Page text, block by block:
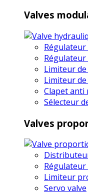
Valves
Limiteur
Limiteur
Clapet
Sélecteur
Valves
Limiteur
Servo valve